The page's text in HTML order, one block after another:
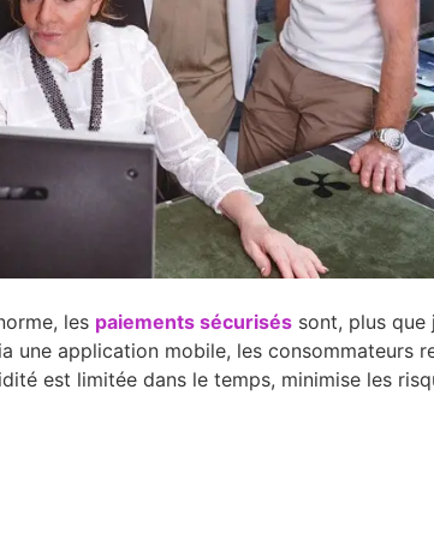
les paiements sécurisés sont, plus
application mobile, les consommateurs
est limitée dans le temps, minimise les